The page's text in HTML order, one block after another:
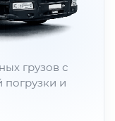
грузов с
погрузки и